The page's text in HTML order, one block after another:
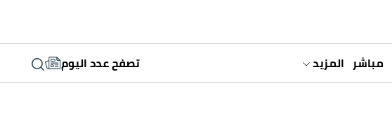
مباشر المزيد تصفح عدد اليوم